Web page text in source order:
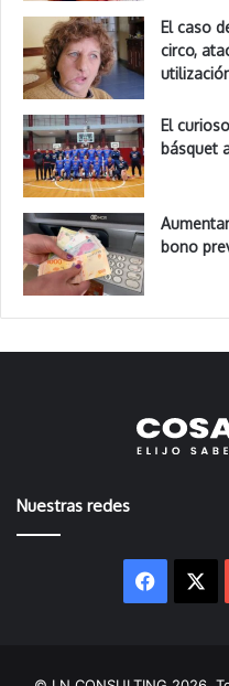
El caso
circo,
El
básquet
bono
Nuestras redes